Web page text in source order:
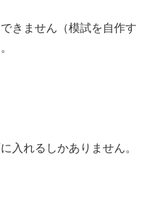
きません（模試を自作す
入れるしかありません。